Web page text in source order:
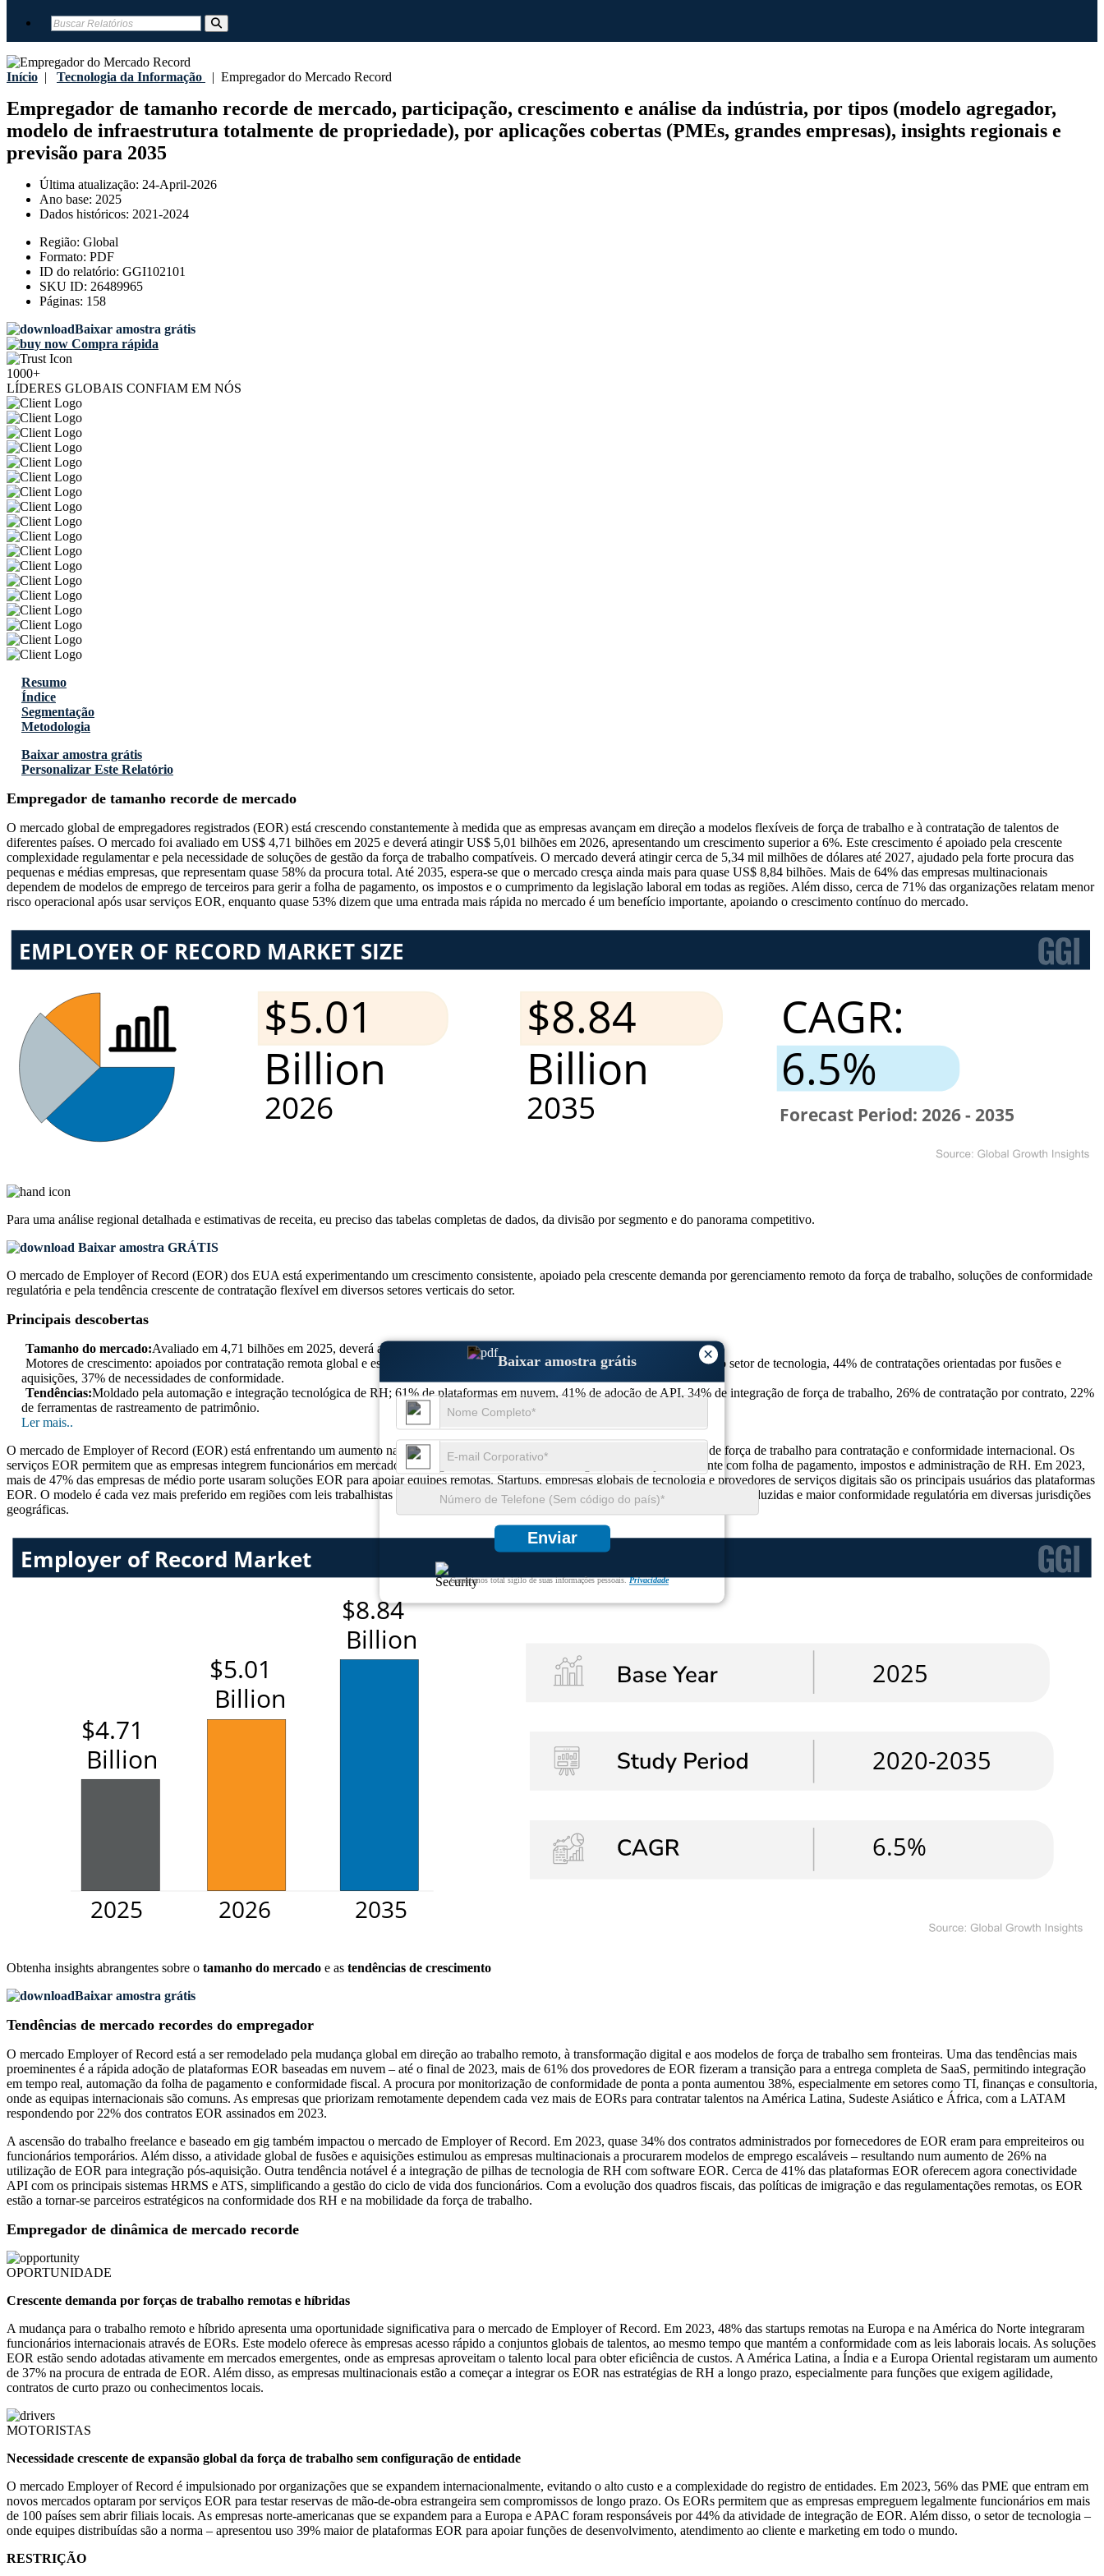
Início | Tecnologia da Informação | Empregador do Mercado Record
Empregador de tamanho recorde de mercado, participação, crescimento e análise da indústria, por tipos (modelo agregador,
modelo de infraestrutura totalmente de propriedade), por aplicações cobertas (PMEs, grandes empresas), insights regionais e
previsão para 2035
Última atualização: 24-April-2026
Ano base: 2025
Dados históricos: 2021-2024
Região: Global
Formato: PDF
ID do relatório: GGI102101
SKU ID: 26489965
Páginas: 158
Baixar amostra grátis
Compra rápida
1000+
LÍDERES GLOBAIS CONFIAM EM NÓS
×
Baixar amostra grátis
Enviar
Garantimos total sigilo de suas informações pessoais.Privacidade
Resumo
Índice
Segmentação
Metodologia
Baixar amostra grátis
Personalizar Este Relatório
Empregador de tamanho recorde de mercado
O mercado global de empregadores registrados (EOR) está crescendo constantemente à medida que as empresas avançam em direção a modelos flexíveis de força de trabalho e à contratação de talentos de
diferentes países. O mercado foi avaliado em US$ 4,71 bilhões em 2025 e deverá atingir US$ 5,01 bilhões em 2026, apresentando um crescimento superior a 6%. Este crescimento é apoiado pela crescente
complexidade regulamentar e pela necessidade de soluções de gestão da força de trabalho compatíveis. O mercado deverá atingir cerca de 5,34 mil milhões de dólares até 2027, ajudado pela forte procura das
pequenas e médias empresas, que representam quase 58% da procura total. Até 2035, espera-se que o mercado cresça ainda mais para quase US$ 8,84 bilhões. Mais de 64% das empresas multinacionais
dependem de modelos de emprego de terceiros para gerir a folha de pagamento, os impostos e o cumprimento da legislação laboral em todas as regiões. Além disso, cerca de 71% das organizações relatam menor
risco operacional após usar serviços EOR, enquanto quase 53% dizem que uma entrada mais rápida no mercado é um benefício importante, apoiando o crescimento contínuo do mercado.
Para uma análise regional detalhada e estimativas de receita, eu preciso das tabelas completas de dados, da divisão por segmento e do panorama competitivo.
Baixar amostra GRÁTIS
O mercado de Employer of Record (EOR) dos EUA está experimentando um crescimento consistente, apoiado pela crescente demanda por gerenciamento remoto da força de trabalho, soluções de conformidade
regulatória e pela tendência crescente de contratação flexível em diversos setores verticais do setor.
Principais descobertas
Tamanho do mercado:Avaliado em 4,71 bilhões em 2025, deverá atingir 8,84 bilhões em 2035, crescendo a um CAGR de 6,5%.
Motores de crescimento: apoiados por contratação remota global e escalonamento de startups; 56% de adoção por PME, 48% de uso do setor de tecnologia, 44% de contratações orientadas por fusões e
aquisições, 37% de necessidades de conformidade.
Tendências:Moldado pela automação e integração tecnológica de RH; 61% de plataformas em nuvem, 41% de adoção de API, 34% de integração de força de trabalho, 26% de contratação por contrato, 22%
de ferramentas de rastreamento de patrimônio.
Ler mais..
O mercado de Employer of Record (EOR) está enfrentando um aumento na demanda à medida que as empresas buscam soluções ágeis de força de trabalho para contratação e conformidade internacional. Os
serviços EOR permitem que as empresas integrem funcionários em mercados estrangeiros sem criar entidades legais, lidando perfeitamente com folha de pagamento, impostos e administração de RH. Em 2023,
mais de 47% das empresas de médio porte usaram soluções EOR para apoiar equipes remotas. Startups, empresas globais de tecnologia e provedores de serviços digitais são os principais usuários das plataformas
EOR. O modelo é cada vez mais preferido em regiões com leis trabalhistas complexas, oferecendo entrada rápida no mercado, despesas gerais reduzidas e maior conformidade regulatória em diversas jurisdições
geográficas.
Obtenha insights abrangentes sobre o tamanho do mercado e as tendências de crescimento
Baixar amostra grátis
Tendências de mercado recordes do empregador
O mercado Employer of Record está a ser remodelado pela mudança global em direção ao trabalho remoto, à transformação digital e aos modelos de força de trabalho sem fronteiras. Uma das tendências mais
proeminentes é a rápida adoção de plataformas EOR baseadas em nuvem – até o final de 2023, mais de 61% dos provedores de EOR fizeram a transição para a entrega completa de SaaS, permitindo integração
em tempo real, automação da folha de pagamento e conformidade fiscal. A procura por monitorização de conformidade de ponta a ponta aumentou 38%, especialmente em setores como TI, finanças e consultoria,
onde as equipas internacionais são comuns. As empresas que priorizam remotamente dependem cada vez mais de EORs para contratar talentos na América Latina, Sudeste Asiático e África, com a LATAM
respondendo por 22% dos contratos EOR assinados em 2023.
A ascensão do trabalho freelance e baseado em gig também impactou o mercado de Employer of Record. Em 2023, quase 34% dos contratos administrados por fornecedores de EOR eram para empreiteiros ou
funcionários temporários. Além disso, a atividade global de fusões e aquisições estimulou as empresas multinacionais a procurarem modelos de emprego escaláveis ​​– resultando num aumento de 26% na
utilização de EOR para integração pós-aquisição. Outra tendência notável é a integração de pilhas de tecnologia de RH com software EOR. Cerca de 41% das plataformas EOR oferecem agora conectividade
API com os principais sistemas HRMS e ATS, simplificando a gestão do ciclo de vida dos funcionários. Com a evolução dos quadros fiscais, das políticas de imigração e das regulamentações remotas, os EOR
estão a tornar-se parceiros estratégicos na conformidade dos RH e na mobilidade da força de trabalho.
Empregador de dinâmica de mercado recorde
OPORTUNIDADE
Crescente demanda por forças de trabalho remotas e híbridas
A mudança para o trabalho remoto e híbrido apresenta uma oportunidade significativa para o mercado de Employer of Record. Em 2023, 48% das startups remotas na Europa e na América do Norte integraram
funcionários internacionais através de EORs. Este modelo oferece às empresas acesso rápido a conjuntos globais de talentos, ao mesmo tempo que mantém a conformidade com as leis laborais locais. As soluções
EOR estão sendo adotadas ativamente em mercados emergentes, onde as empresas aproveitam o talento local para obter eficiência de custos. A América Latina, a Índia e a Europa Oriental registaram um aumento
de 37% na procura de entrada de EOR. Além disso, as empresas multinacionais estão a começar a integrar os EOR nas estratégias de RH a longo prazo, especialmente para funções que exigem agilidade,
contratos de curto prazo ou conhecimentos locais.
MOTORISTAS
Necessidade crescente de expansão global da força de trabalho sem configuração de entidade
O mercado Employer of Record é impulsionado por organizações que se expandem internacionalmente, evitando o alto custo e a complexidade do registro de entidades. Em 2023, 56% das PME que entram em
novos mercados optaram por serviços EOR para testar reservas de mão-de-obra estrangeira sem compromissos de longo prazo. Os EORs permitem que as empresas empreguem legalmente funcionários em mais
de 100 países sem abrir filiais locais. As empresas norte-americanas que se expandem para a Europa e APAC foram responsáveis ​​por 44% da atividade de integração de EOR. Além disso, o setor de tecnologia –
onde equipes distribuídas são a norma – apresentou uso 39% maior de plataformas EOR para apoiar funções de desenvolvimento, atendimento ao cliente e marketing em todo o mundo.
RESTRIÇÃO